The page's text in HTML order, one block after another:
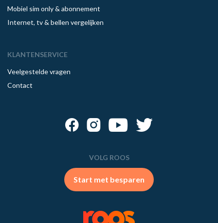
Mobiel sim only & abonnement
Internet, tv & bellen vergelijken
KLANTENSERVICE
Veelgestelde vragen
Contact
VOLG ROOS
Start met besparen